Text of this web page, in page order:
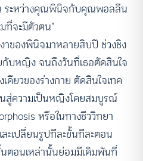
ระหว่างคุณพินิจกับคุณพอลลีน
จะมีตัวตน”
ของพินิจมาหลายสิบปี ช่วงชิง
บหญิง จนถึงวันที่เธอตัดสินใจ
ดียวของร่างกาย ตัดสินใจเทค
สู่ความเป็นหญิงโดยสมบูรณ์
หรือในทางชีววิทยา
ะเปลี่ยนรูปทีละขั้นทีละตอน
ตอนเหล่านั้นย่อมมีเดิมพันที่